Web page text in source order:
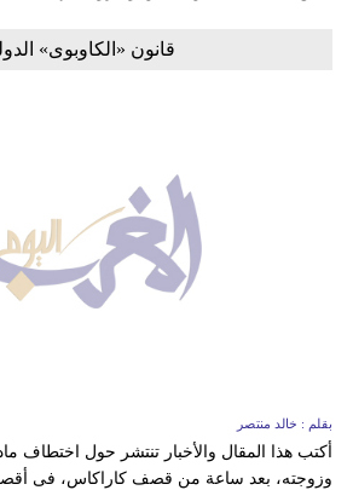
قانون «الكاوبوى»
بقلم : خالد منتصر
أكتب هذا المقال والأخبار تنتشر حول اختطاف
وزوجته، بعد ساعة من قصف كاراكاس، فى